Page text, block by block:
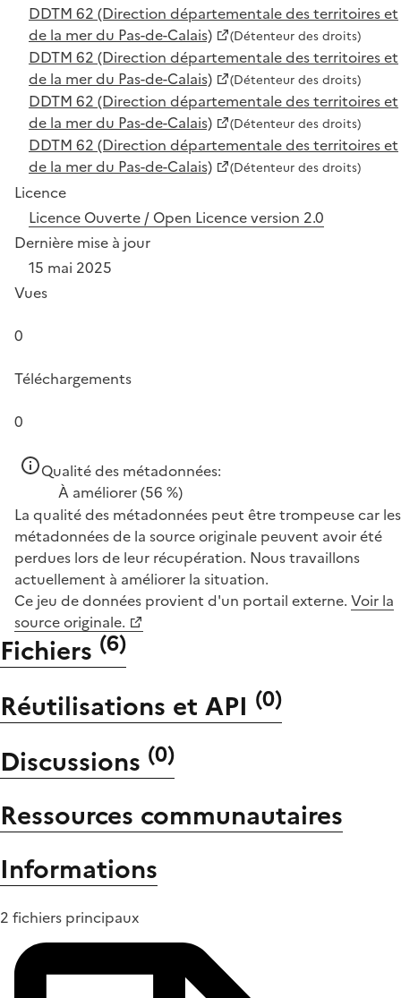
DDTM 62 (Direction départementale des territoires et
de la mer du Pas-de-Calais)
(Détenteur des droits)
DDTM 62 (Direction départementale des territoires et
de la mer du Pas-de-Calais)
(Détenteur des droits)
DDTM 62 (Direction départementale des territoires et
de la mer du Pas-de-Calais)
(Détenteur des droits)
DDTM 62 (Direction départementale des territoires et
de la mer du Pas-de-Calais)
(Détenteur des droits)
Licence
Licence Ouverte / Open Licence version 2.0
Dernière mise à jour
15 mai 2025
Vues
0
Téléchargements
0
Qualité des métadonnées:
À améliorer(56 %)
La qualité des métadonnées peut être trompeuse car les
métadonnées de la source originale peuvent avoir été
perdues lors de leur récupération. Nous travaillons
actuellement à améliorer la situation.
Ce jeu de données provient d'un portail externe. Voir la
source originale.
Fichiers (6)
Réutilisations et API (0)
Discussions (0)
Ressources communautaires
Informations
2 fichiers principaux